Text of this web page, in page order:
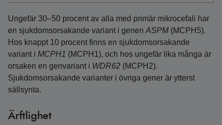
Ungefär 30–50 procent av alla med primär mikrocefali har
en sjukdomsorsakande variant i genen ASPM(MCPH5).
Hos knappt 10 procent finns en sjukdomsorsakande
variant i MCPH1 (MCPH1), och hos ungefär lika många är
orsaken en genvariant i WDR62 (MCPH2).
Sjukdomsorsakande varianter i övriga gener är ytterst
sällsynta.
Ärftlighet